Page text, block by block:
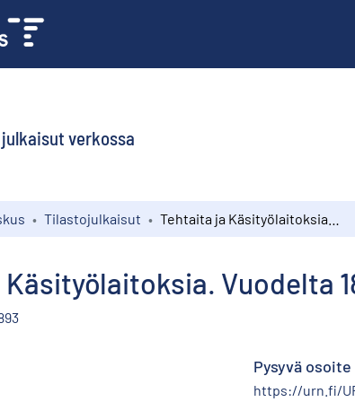
verkossa
Tilastojulkaisut
Vuodelta
Pysyvä osoite
https://urn.fi/